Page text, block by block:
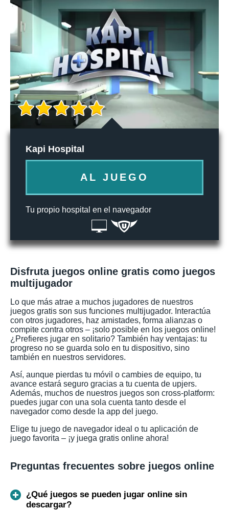
Kapi Hospital
AL JUEGO
Tu propio hospital en el navegador
Disfruta juegos online gratis como juegos
multijugador
Lo que más atrae a muchos jugadores de nuestros
juegos gratis son sus funciones multijugador. Interactúa
con otros jugadores, haz amistades, forma alianzas o
compite contra otros – ¡solo posible en los juegos online!
¿Prefieres jugar en solitario? También hay ventajas: tu
progreso no se guarda solo en tu dispositivo, sino
también en nuestros servidores.
Así, aunque pierdas tu móvil o cambies de equipo, tu
avance estará seguro gracias a tu cuenta de upjers.
Además, muchos de nuestros juegos son cross-platform:
puedes jugar con una sola cuenta tanto desde el
navegador como desde la app del juego.
Elige tu juego de navegador ideal o tu aplicación de
juego favorita – ¡y juega gratis online ahora!
Preguntas frecuentes sobre juegos online
¿Qué juegos se pueden jugar online sin
descargar?